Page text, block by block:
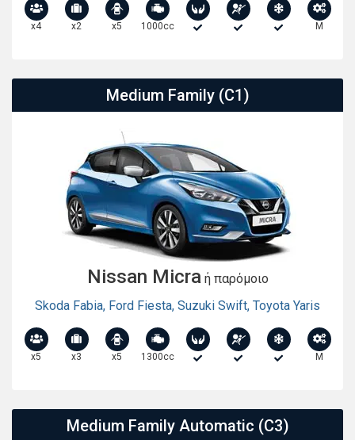
x4 x2 x5 1000cc M
Medium Family (C1)
Nissan Micra ή παρόμοιο
Skoda Fabia, Ford Fiesta, Suzuki Swift, Toyota Yaris
x5 x3 x5 1300cc M
Medium Family Automatic (C3)